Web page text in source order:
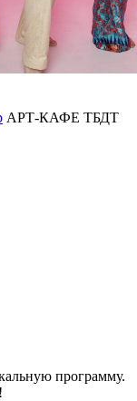
АРТ-КАФЕ ТБДТ
программу.